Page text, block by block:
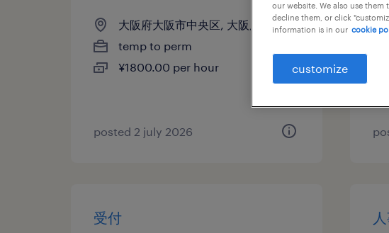
大阪府大阪市中央区, 大阪府
temp to perm
¥1800.00 per hour
posted 2 july 2026
受付
our website. We also use
decline them, or click
information is in our cookie
customize